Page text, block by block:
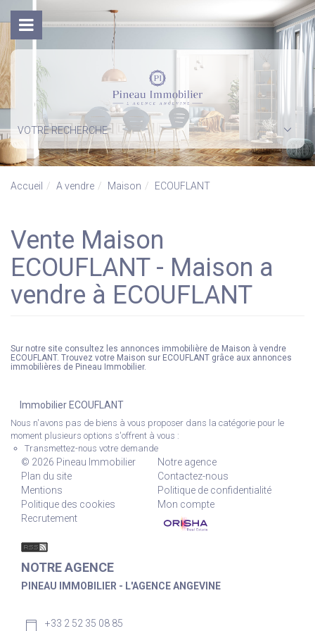
VOTRE RECHERCHE
Accueil A vendre Maison ECOUFLANT
Vente Maison
ECOUFLANT - Maison a
vendre à ECOUFLANT
Sur notre site consultez les annonces immobilière de Maison à vendre
ECOUFLANT. Trouvez votre Maison sur ECOUFLANT grâce aux annonces
immobilières de Pineau Immobilier.
Immobilier ECOUFLANT
Nous n'avons pas de biens à vous proposer dans la catégorie pour le
moment plusieurs options s'offrent à vous :
Transmettez-nous votre demande
© 2026 Pineau Immobilier
Notre agence
Plan du site
Contactez-nous
Mentions
Politique de confidentialité
Politique des cookies
Mon compte
Recrutement
NOTRE AGENCE
PINEAU IMMOBILIER - L'AGENCE ANGEVINE
+33 2 52 35 08 85